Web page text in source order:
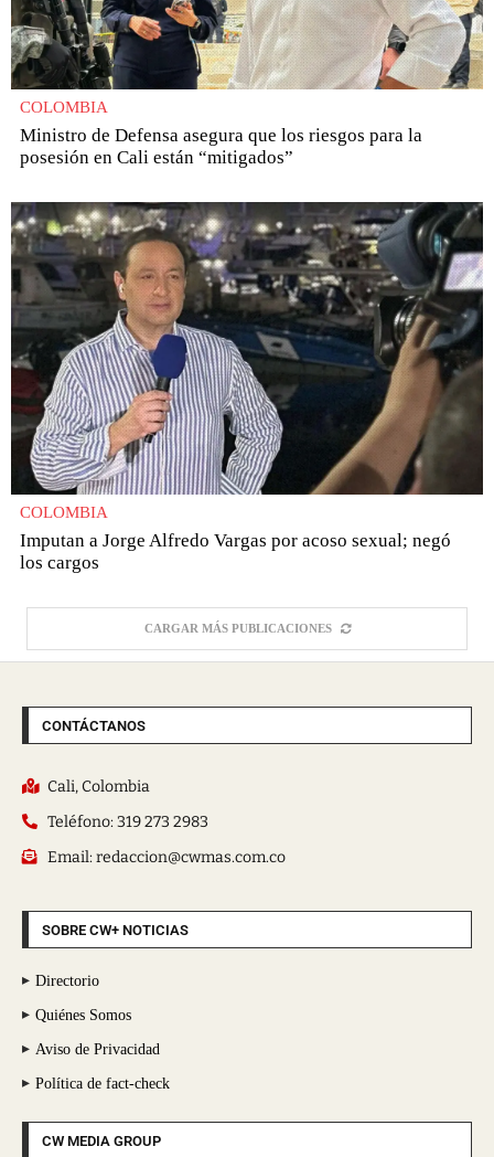
COLOMBIA
Ministro de Defensa asegura que los riesgos para la
posesión en Cali están “mitigados”
COLOMBIA
Imputan a Jorge Alfredo Vargas por acoso sexual; negó
los cargos
CARGAR MÁS PUBLICACIONES
CONTÁCTANOS
Cali, Colombia
Teléfono: 319 273 2983
Email: redaccion@cwmas.com.co
SOBRE CW+ NOTICIAS
Directorio
Quiénes Somos
Aviso de Privacidad
Política de fact-check
CW MEDIA GROUP